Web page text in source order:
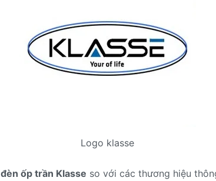
Logo klasse
đèn ốp trần Klasse so với các thương hiệu